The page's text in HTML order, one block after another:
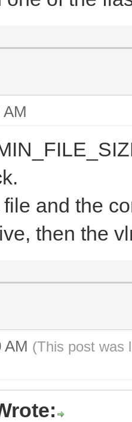
and the
then the
AM (This post was